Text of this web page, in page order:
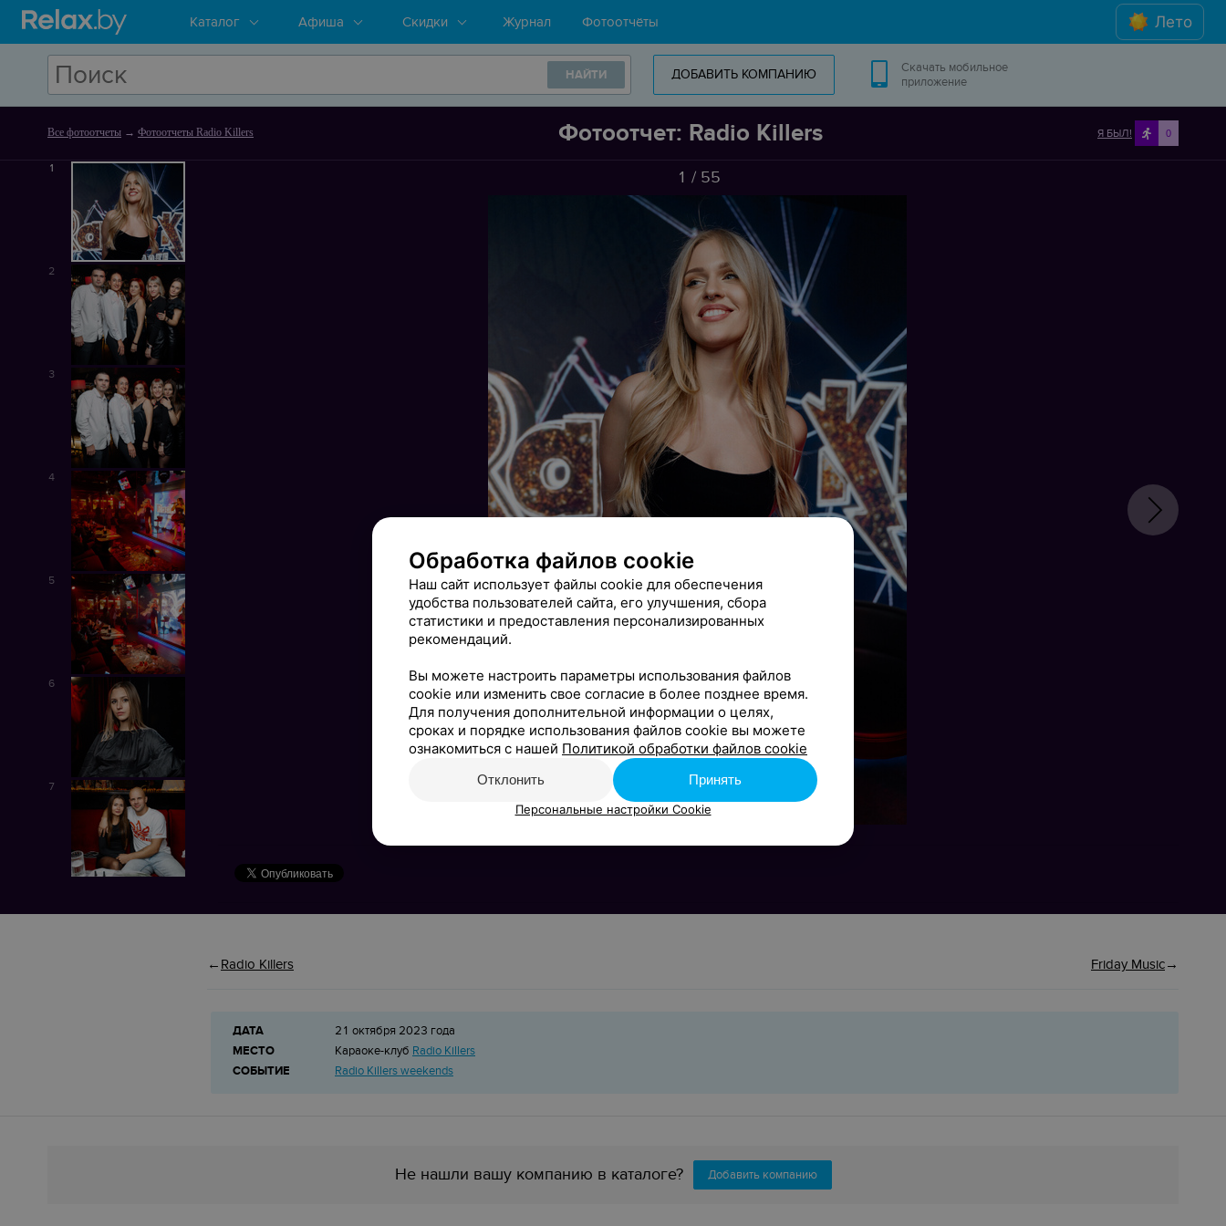
Каталог Афиша Скидки Журнал Фотоотчёты Лето
НАЙТИ ДОБАВИТЬ КОМПАНИЮ
Скачать мобильное
приложение
Все фотоотчеты → Фотоотчеты Radio Killers Фотоотчет: Radio Killers Я БЫЛ! 0
1 / 55
Radio Killers Friday Music
ДАТА
21 октября 2023 года
МЕСТО
Караоке-клуб Radio Killers
СОБЫТИЕ
Radio Killers weekends
Не нашли вашу компанию в каталоге? Добавить компанию
Обработка файлов cookie
Наш сайт использует файлы cookie для обеспечения
удобства пользователей сайта, его улучшения, сбора
статистики и предоставления персонализированных
рекомендаций.
Вы можете настроить параметры использования файлов
cookie или изменить свое согласие в более позднее время.
Для получения дополнительной информации о целях,
сроках и порядке использования файлов cookie вы можете
ознакомиться с нашей Политикой обработки файлов cookie
Отклонить Принять
Персональные настройки Cookie